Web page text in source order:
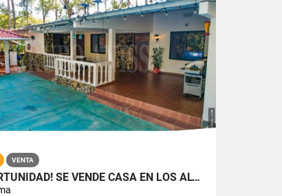
VENTA
OPORTUNIDAD! SE VENDE CASA EN LOS ALTOS DE CERRO AZUL